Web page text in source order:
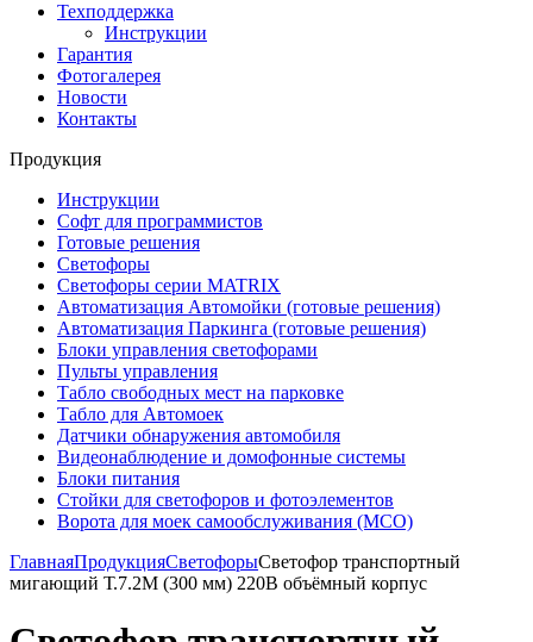
Техподдержка
Инструкции
Гарантия
Фотогалерея
Новости
Контакты
Продукция
Инструкции
Софт для программистов
Готовые решения
Светофоры
Светофоры серии MATRIX
Автоматизация Автомойки (готовые решения)
Автоматизация Паркинга (готовые решения)
Блоки управления светофорами
Пульты управления
Табло свободных мест на парковке
Табло для Автомоек
Датчики обнаружения автомобиля
Видеонаблюдение и домофонные системы
Блоки питания
Стойки для светофоров и фотоэлементов
Ворота для моек самообслуживания (МСО)
ГлавнаяПродукцияСветофорыСветофор транспортный
мигающий Т.7.2М (300 мм) 220В объёмный корпус